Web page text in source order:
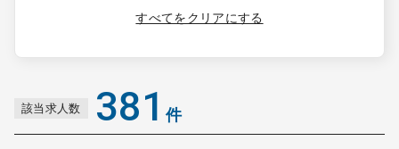
受付時間 9:00 ～ 18:00（平日）
0120-337-613
すべてをクリアにする
該当求人数 381 件